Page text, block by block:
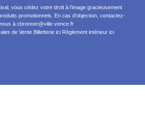
vous cédez votre droit à l’image gracieusement
promotionnels. En cas d’objection, contactez-
nous à cbronner@ville-vence.fr
de Vente Billetterie ici Règlement intérieur ici